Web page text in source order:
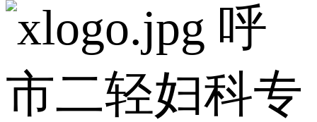
呼
市二轻妇科专